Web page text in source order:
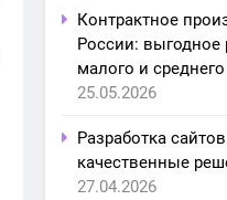
Контрактное
России: выгодное
малого и
25.05.2026
Разработка
качественные
27.04.2026